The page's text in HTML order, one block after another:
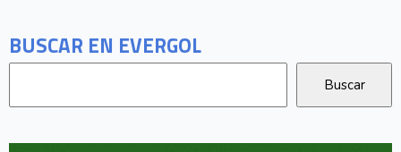
BUSCAR EN EVERGOL